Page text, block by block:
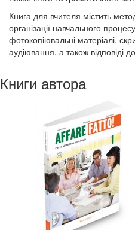
Книга для вчителя містить
організації навчального
фотокопіювальні матеріалі,
аудіювання, а також відповіді
Книги автора